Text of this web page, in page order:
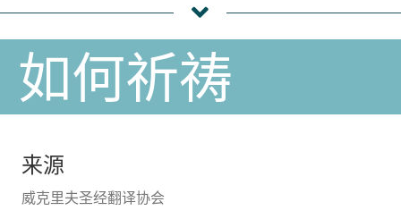
如何祈祷
来源
威克里夫圣经翻译协会